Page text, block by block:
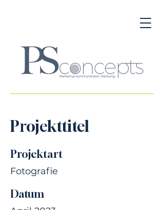
Projekttitel
Projektart
Fotografie
Datum